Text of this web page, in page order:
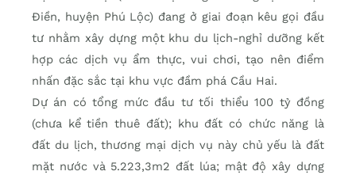
Điền, huyện Phú Lộc) đang ở giai đoạn kêu gọi đầu
tư nhằm xây dựng một khu du lịch-nghỉ dưỡng kết
hợp các dịch vụ ẩm thực, vui chơi, tạo nên điểm
nhấn đặc sắc tại khu vực đầm phá Cầu Hai.
Dự án có tổng mức đầu tư tối thiểu 100 tỷ đồng
(chưa kể tiền thuê đất); khu đất có chức năng là
đất du lịch, thương mại dịch vụ này chủ yếu là đất
mặt nước và 5.223,3m2 đất lúa; mật độ xây dựng